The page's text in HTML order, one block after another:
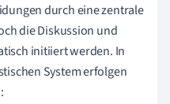
durch eine zentrale
die Diskussion und
initiiert werden. In
System erfolgen